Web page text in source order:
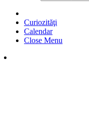
Curiozităţi
Calendar
Close Menu